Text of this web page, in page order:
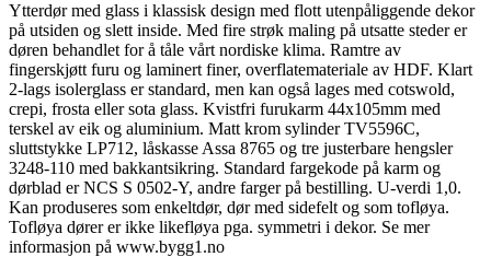
Ytterdør med glass i klassisk design med flott utenpåliggende dekor
på utsiden og slett inside. Med fire strøk maling på utsatte steder er
døren behandlet for å tåle vårt nordiske klima. Ramtre av
fingerskjøtt furu og laminert finer, overflatemateriale av HDF. Klart
2-lags isolerglass er standard, men kan også lages med cotswold,
crepi, frosta eller sota glass. Kvistfri furukarm 44x105mm med
terskel av eik og aluminium. Matt krom sylinder TV5596C,
sluttstykke LP712, låskasse Assa 8765 og tre justerbare hengsler
3248-110 med bakkantsikring. Standard fargekode på karm og
dørblad er NCS S 0502-Y, andre farger på bestilling. U-verdi 1,0.
Kan produseres som enkeltdør, dør med sidefelt og som tofløya.
Tofløya dører er ikke likefløya pga. symmetri i dekor. Se mer
informasjon på www.bygg1.no